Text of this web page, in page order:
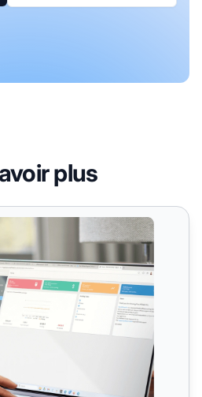
plus
Forcée